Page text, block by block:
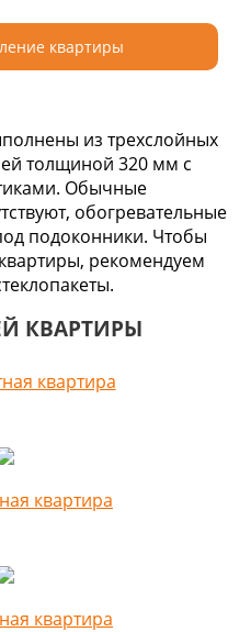
квартиры
из трехслойных
толщиной 320 мм с
Обычные
обогревательные
подоконники. Чтобы
рекомендуем
КВАРТИРЫ
квартира
квартира
квартира